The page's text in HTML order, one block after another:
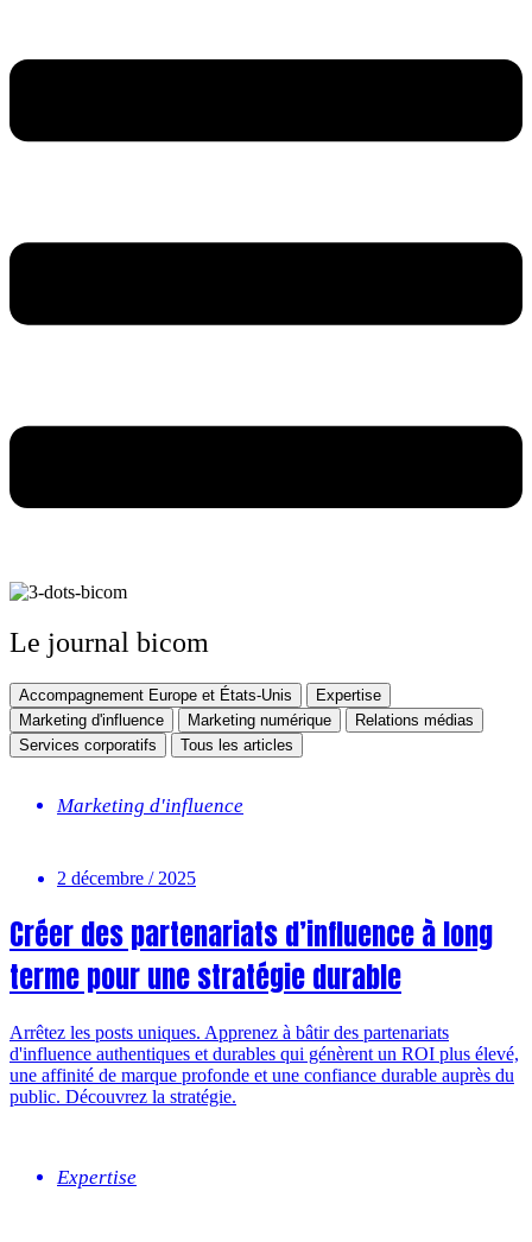
Le journal bicom
Accompagnement Europe et États-Unis
Expertise
Marketing d'influence
Marketing numérique
Relations médias
Services corporatifs
Tous les articles
Marketing d'influence
2 décembre / 2025
Créer des partenariats d’influence à long
terme pour une stratégie durable
Arrêtez les posts uniques. Apprenez à bâtir des partenariats
d'influence authentiques et durables qui génèrent un ROI plus élevé,
une affinité de marque profonde et une confiance durable auprès du
public. Découvrez la stratégie.
Expertise